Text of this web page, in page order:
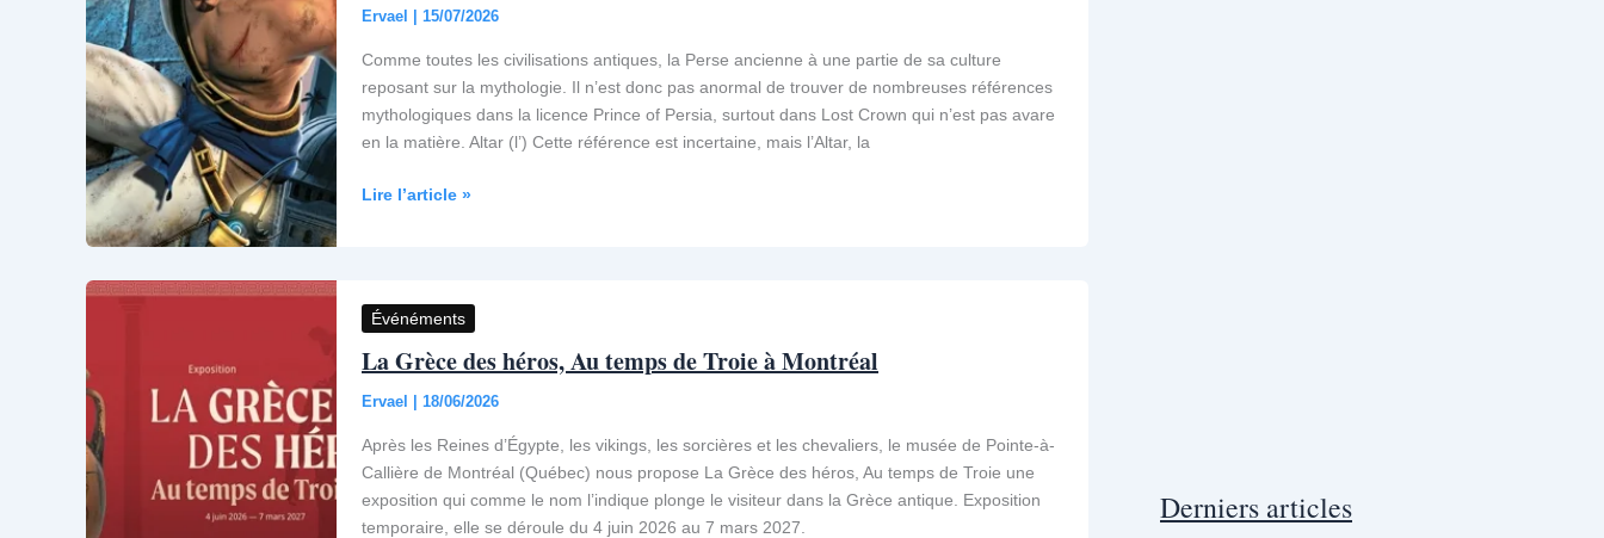
Ervael 15/07/2026
Comme toutes les civilisations antiques, la Perse ancienne à une partie de sa culture
reposant sur la mythologie. Il n’est donc pas anormal de trouver de nombreuses références
mythologiques dans la licence Prince of Persia, surtout dans Lost Crown qui n’est pas avare
en la matière. Altar (l’) Cette référence est incertaine, mais l’Altar, la
Les
Prince
of
Persia
Lire l’article »
Événéments
La Grèce des héros, Au temps de Troie à Montréal
Ervael 18/06/2026
Après les Reines d’Égypte, les vikings, les sorcières et les chevaliers, le musée de Pointe-à-
Callière de Montréal (Québec) nous propose La Grèce des héros, Au temps de Troie une
exposition qui comme le nom l’indique plonge le visiteur dans la Grèce antique. Exposition
temporaire, elle se déroule du 4 juin 2026 au 7 mars 2027.
Derniers articles